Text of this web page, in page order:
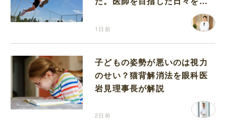
1日前
子どもの姿勢が悪いのは視力
のせい？猫背解消法を眼科医
岩見理事長が解説
2日前